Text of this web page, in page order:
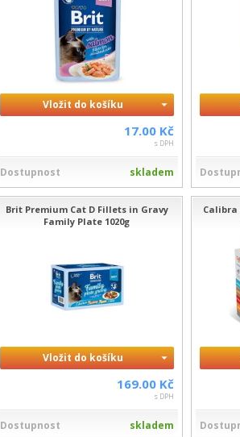
Vložit do košíku
17.00 Kč
s DPH
Dostupnost skladem
Brit Premium Cat D Fillets in Gravy
Family Plate 1020g
Vložit do košíku
169.00 Kč
s DPH
Dostupnost skladem
Calibra